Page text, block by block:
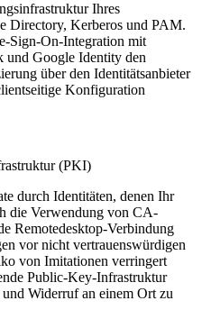
Ihres
Directory, Kerberos und PAM.
Sign-On-Integration mit
Google Identity den
über den Identitätsanbieter
Konfiguration
(PKI)
durch Identitäten, denen Ihr
die Verwendung von CA-
Remotedesktop-Verbindung
vor nicht vertrauenswürdigen
von Imitationen verringert
Public-Key-Infrastruktur
Widerruf an einem Ort zu